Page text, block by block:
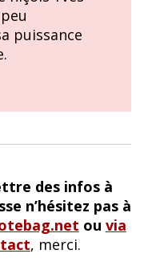
puissance
des infos à
n’hésitez pas à
ou via
, merci.